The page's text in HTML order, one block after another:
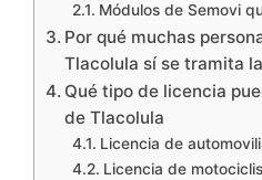
Módulos de Semovi
Por qué muchas
Tlacolula sí se tramita
Qué tipo de licencia
de Tlacolula
Licencia de
Licencia de